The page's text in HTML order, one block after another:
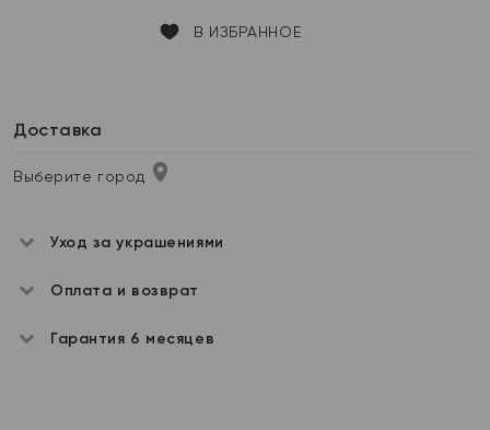
В ИЗБРАННОЕ
Доставка
Выберите город
Уход за украшениями
Оплата и возврат
Гарантия 6 месяцев